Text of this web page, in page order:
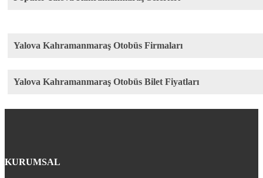
Yalova Kahramanmaraş Otobüs Firmaları
Yalova Kahramanmaraş Otobüs Bilet Fiyatları
KURUMSAL